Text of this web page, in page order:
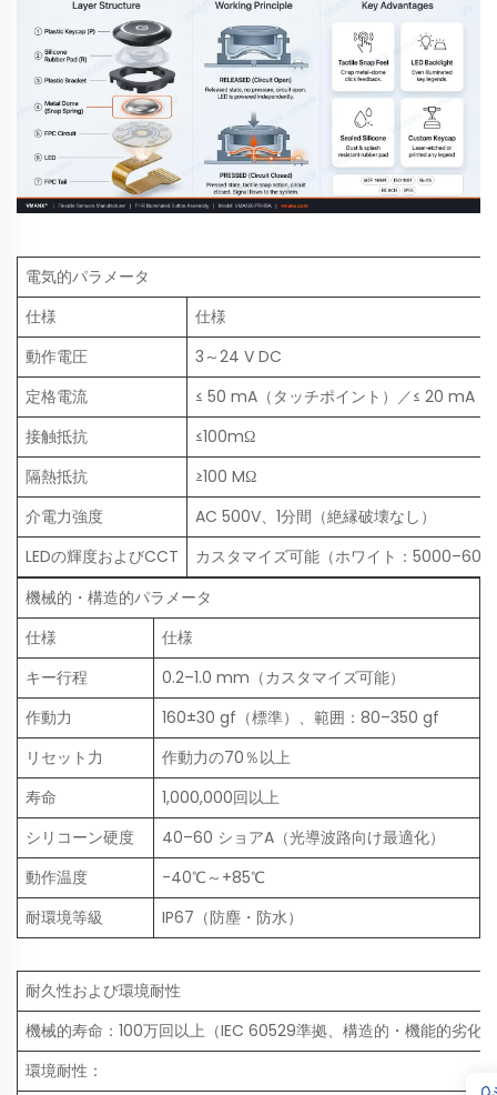
電気的パラメータ
仕様
仕様
動作電圧
3～24 V DC
定格電流
≤ 50 mA（タッチポイント）／≤ 20 mA（
接触抵抗
≤100mΩ
隔熱抵抗
≥100 MΩ
介電力強度
AC 500V、1分間（絶縁破壊なし）
LEDの輝度およびCCT
カスタマイズ可能（ホワイト：
機械的・構造的パラメータ
仕様
仕様
キー行程
0.2–1.0 mm（カスタマイズ可能）
作動力
160±30 gf（標準）、範囲：80–350 gf
リセット力
作動力の70％以上
寿命
1,000,000回以上
シリコーン硬度
40–60 ショアA（光導波路向け最適化）
動作温度
-40℃～+85℃
耐環境等級
IP67（防塵・防水）
耐久性および環境耐性
機械的寿命：100万回以上（IEC 60529準拠、構造的・機能的劣化
環境耐性：